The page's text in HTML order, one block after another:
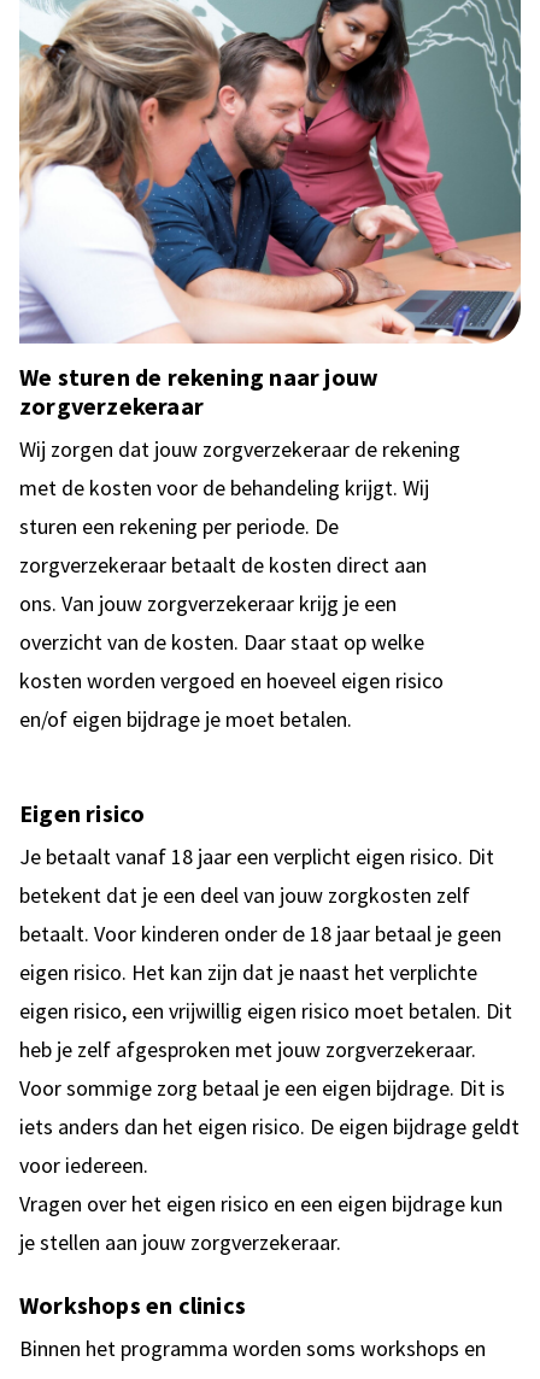
We sturen de rekening naar jouw
zorgverzekeraar
Wij zorgen dat jouw zorgverzekeraar de rekening
met de kosten voor de behandeling krijgt. Wij
sturen een rekening per periode. De
zorgverzekeraar betaalt de kosten direct aan
ons. Van jouw zorgverzekeraar krijg je een
overzicht van de kosten. Daar staat op welke
kosten worden vergoed en hoeveel eigen risico
en/of eigen bijdrage je moet betalen.
Eigen risico
Je betaalt vanaf 18 jaar een verplicht eigen risico. Dit
betekent dat je een deel van jouw zorgkosten zelf
betaalt. Voor kinderen onder de 18 jaar betaal je geen
eigen risico. Het kan zijn dat je naast het verplichte
eigen risico, een vrijwillig eigen risico moet betalen. Dit
heb je zelf afgesproken met jouw zorgverzekeraar.
Voor sommige zorg betaal je een eigen bijdrage. Dit is
iets anders dan het eigen risico. De eigen bijdrage geldt
voor iedereen.
Vragen over het eigen risico en een eigen bijdrage kun
je stellen aan jouw zorgverzekeraar.
Workshops en clinics
Binnen het programma worden soms workshops en